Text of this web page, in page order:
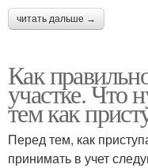
читать дальше →
Как
участке. Что
тем как
Перед тем, как
принимать в учет